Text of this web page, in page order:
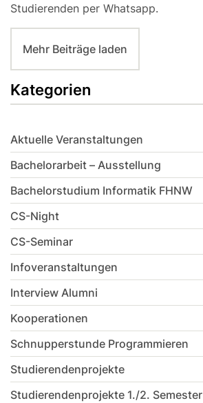
Studierenden per Whatsapp.
Mehr Beiträge laden
Kategorien
Aktuelle Veranstaltungen
Bachelorarbeit – Ausstellung
Bachelorstudium Informatik FHNW
CS-Night
CS-Seminar
Infoveranstaltungen
Interview Alumni
Kooperationen
Schnupperstunde Programmieren
Studierendenprojekte
Studierendenprojekte 1./2. Semester